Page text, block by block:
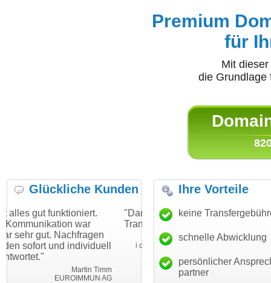
Premium
für
Mit
die
Glückliche Kunden
war
individuell
EUROIMMUN AG
"Danke für den schnellen
Transfer und guten Service!"
Thomas Schäfer
i can eckert communication GmbH
"Ich bin
haben. Die
mein
Ihre Vorteile
keine
schnelle Abwicklung
persönlicher
partner